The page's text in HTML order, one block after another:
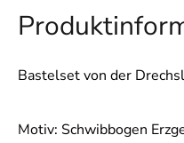
Bastelset von der
Motiv: Schwibbogen